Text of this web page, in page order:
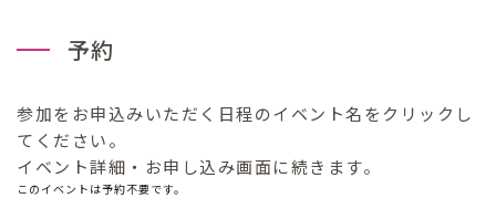
予約
参加をお申込みいただく日程のイベント名をクリックし
てください。
イベント詳細・お申し込み画面に続きます。
このイベントは予約不要です。